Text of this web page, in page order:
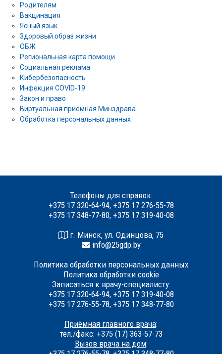
Родителям
Вакцинация
Ясный язык
Здоровый образ жизни
ОБЖ
Региональная карта помощи
Социальная реклама
Кибербезопасность
Инфекция COVID-19
Закон и право
Виртуальная приёмная Минздрава
Обработка персональных данных
Телефоны для справок:
+375 17 320-64-94, +375 17 276-55-78
+375 17 348-77-80, +375 17 319-40-08
г. Минск, ул. Одинцова, 75
info@25gdp.by
Политика обработки персональных данных
Политика обработки cookie
Записаться к врачу-специалисту:
+375 17 320-64-94, +375 17 319-40-08
+375 17 276-55-78, +375 17 348-77-80
Приёмная главного врача:
тел./факс: +375 (17) 363-57-73
Вызов врача на дом: